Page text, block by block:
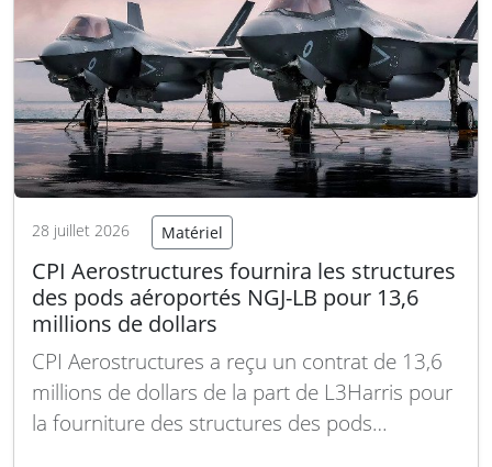
28 juillet 2026 Matériel
CPI Aerostructures fournira les structures
des pods aéroportés NGJ-LB pour 13,6
millions de dollars
CPI Aerostructures a reçu un contrat de 13,6
millions de dollars de la part de L3Harris pour
la fourniture des structures des pods